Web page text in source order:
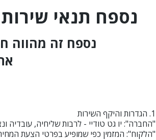
נספח תנאי שירות
נספח זה מהווה
1. הגדרות והיקף השירות
"החברה": יו גט טודיי - לרבות שליחיה, עובדיה
"הלקוח": המזמין כפי שמופיע בפרטי הצעת